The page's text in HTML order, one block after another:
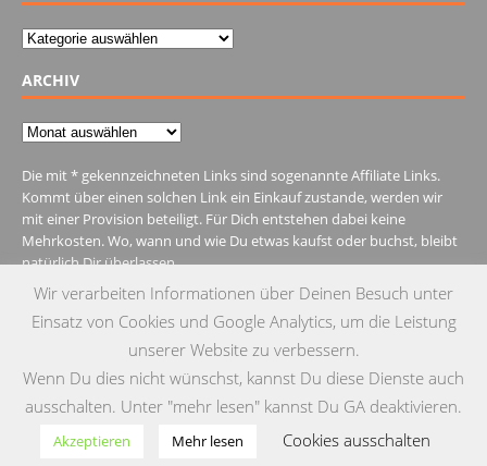
Kategorien
ARCHIV
Archiv
Die mit * gekennzeichneten Links sind sogenannte Affiliate Links.
Kommt über einen solchen Link ein Einkauf zustande, werden wir
mit einer Provision beteiligt. Für Dich entstehen dabei keine
Mehrkosten. Wo, wann und wie Du etwas kaufst oder buchst, bleibt
natürlich Dir überlassen.
MENU
© Copyright 2015 by Testgulasch
Wir verarbeiten Informationen über Deinen Besuch unter
Einsatz von Cookies und Google Analytics, um die Leistung
unserer Website zu verbessern.
Wenn Du dies nicht wünschst, kannst Du diese Dienste auch
ausschalten. Unter "mehr lesen" kannst Du GA deaktivieren.
Akzeptieren Mehr lesen Cookies ausschalten